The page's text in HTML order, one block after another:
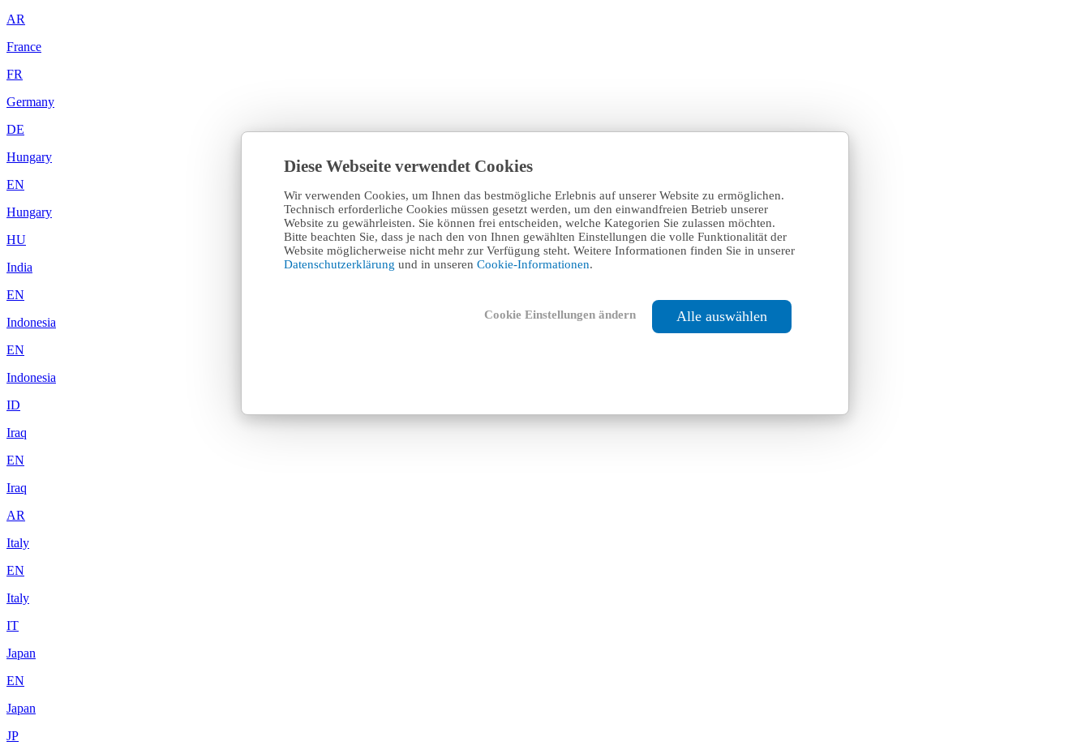
Diese Webseite verwendet Cookies
Wir verwenden Cookies, um Ihnen das bestmögliche Erlebnis auf unserer Website zu ermöglichen.
Technisch erforderliche Cookies müssen gesetzt werden, um den einwandfreien Betrieb unserer
Website zu gewährleisten. Sie können frei entscheiden, welche Kategorien Sie zulassen möchten.
Bitte beachten Sie, dass je nach den von Ihnen gewählten Einstellungen die volle Funktionalität der
Website möglicherweise nicht mehr zur Verfügung steht. Weitere Informationen finden Sie in unserer
Datenschutzerklärung und in unseren Cookie-Informationen.
Cookie Einstellungen ändern Alle auswählen
AR
France
FR
Germany
DE
Hungary
EN
Hungary
HU
India
EN
Indonesia
EN
Indonesia
ID
Iraq
EN
Iraq
AR
Italy
EN
Italy
IT
Japan
EN
Japan
JP